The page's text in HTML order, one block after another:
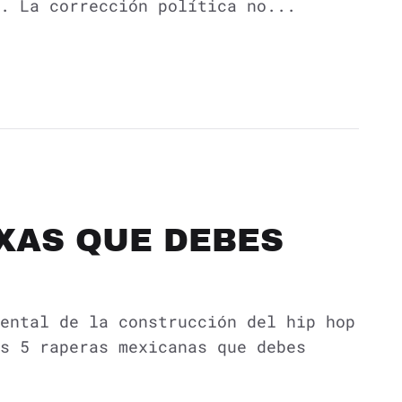
La corrección política no...
QUE DEBES
de la construcción del hip hop
5 raperas mexicanas que debes